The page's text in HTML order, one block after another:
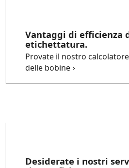
Vantaggi di efficienza
etichettatura.
Provate il nostro
delle bobine
Desiderate i nostri